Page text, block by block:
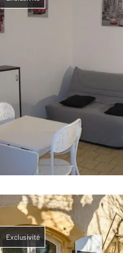
Exclusivité